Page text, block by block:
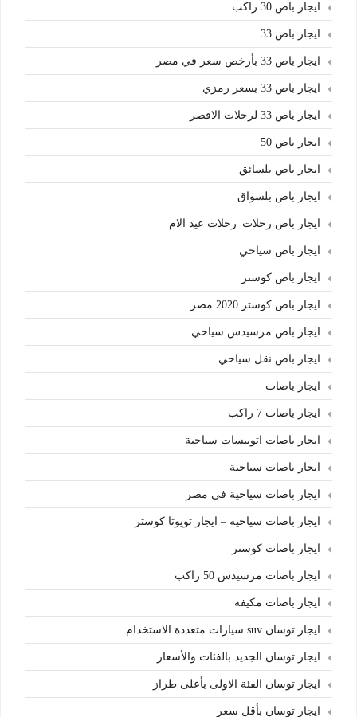
ايجار باص 30 راكب
ايجار باص 33
ايجار باص 33 بأرخص سعر في مصر
ايجار باص 33 بسعر رمزي
ايجار باص 33 لرحلات الاقصر
ايجار باص 50
ايجار باص بلسائق
ايجار باص بلسواق
ايجار باص رحلات| رحلات عيد الام
ايجار باص سياحي
ايجار باص كوستر
ايجار باص كوستر 2020 مصر
ايجار باص مرسيدس سياحي
ايجار باص نقل سياحي
ايجار باصات
ايجار باصات 7 راكب
ايجار باصات اتوبيسات سياحية
ايجار باصات سياحية
ايجار باصات سياحية فى مصر
ايجار باصات سياحيه – ايجار تويوتا كوستر
ايجار باصات كوستر
ايجار باصات مرسيدس 50 راكب
ايجار باصات مكيفة
ايجار توسان suv سيارات متعددة الاستخدام
ايجار توسان الجديد بالفئات والأسعار
ايجار توسان الفئة الاولى بأعلى طراز
ايجار توسان بأقل سعر